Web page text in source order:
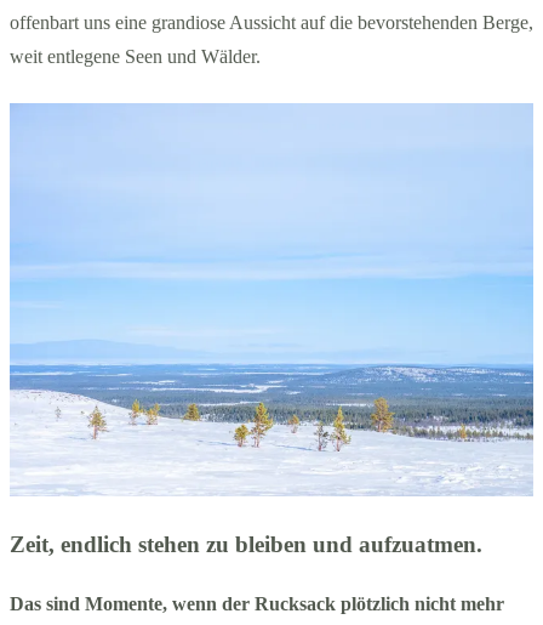
offenbart uns eine grandiose Aussicht auf die bevorstehenden Berge,
weit entlegene Seen und Wälder.
Zeit, endlich stehen zu bleiben und aufzuatmen.
Das sind Momente, wenn der Rucksack plötzlich nicht mehr